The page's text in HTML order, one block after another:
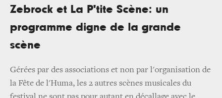
Zebrock et La P'tite Scène: un
programme digne de la grande
scène
Gérées par des associations et non par l'organisation de
la Fête de l'Huma, les 2 autres scènes musicales du